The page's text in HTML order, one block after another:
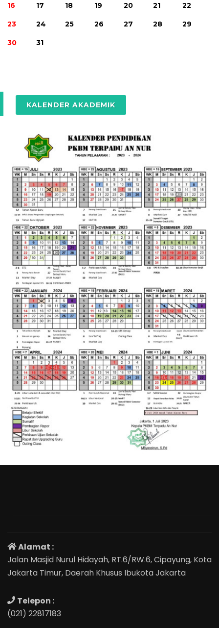
16 17 18 19 20 21 22
23 24 25 26 27 28 29
30 31
KALENDER AKADEMIK
Alamat :
Jalan Masjid Nurul Hidayah, RT.6/RW.6, Cipayung, Kota
Jakarta Timur, Daerah Khusus Ibukota Jakarta
Telepon :
(021) 22817183